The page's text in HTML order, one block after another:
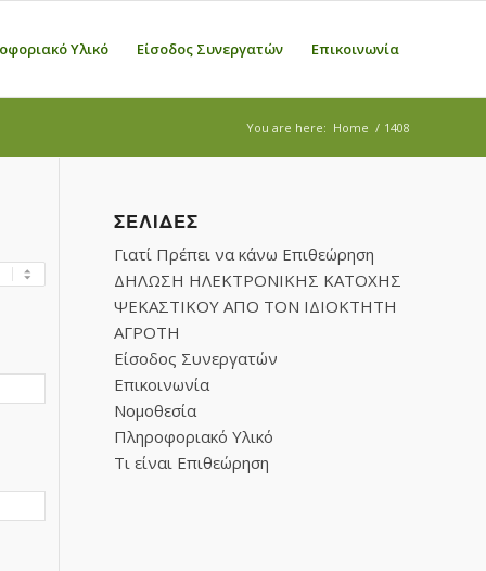
Υλικό Είσοδος Συνεργατών Επικοινωνία
You are here: Home / 1408
ΣΕΛΊΔΕΣ
Γιατί Πρέπει να κάνω Επιθεώρηση
ΔΗΛΩΣΗ ΗΛΕΚΤΡΟΝΙΚΗΣ ΚΑΤΟΧΗΣ
ΨΕΚΑΣΤΙΚΟΥ ΑΠΟ ΤΟΝ ΙΔΙΟΚΤΗΤΗ
ΑΓΡΟΤΗ
Είσοδος Συνεργατών
Επικοινωνία
Νομοθεσία
Πληροφοριακό Υλικό
Τι είναι Επιθεώρηση